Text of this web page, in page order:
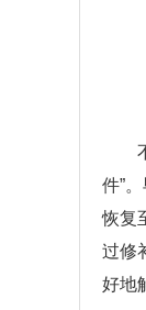
件”
恢复
过修
好地